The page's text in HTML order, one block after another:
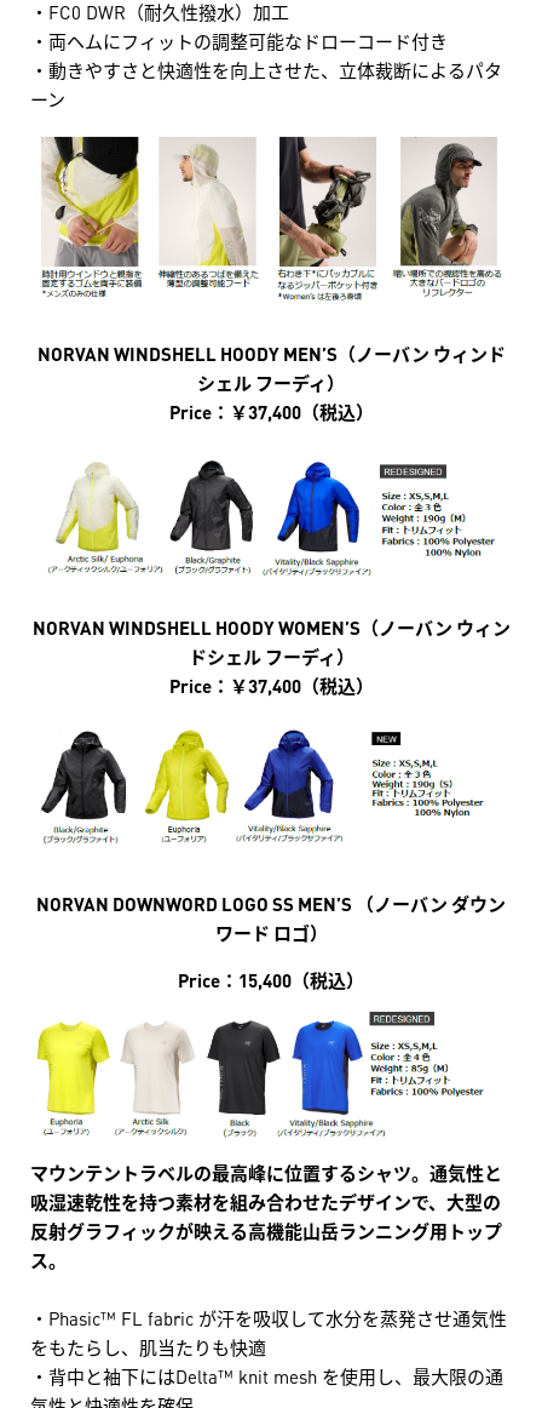
・FC0 DWR（耐久性撥水）加工
・両ヘムにフィットの調整可能なドローコード付き
・動きやすさと快適性を向上させた、立体裁断によるパタ
ーン
NORVAN WINDSHELL HOODY MEN’S（ノーバン ウィンド
シェル フーディ）
Price：￥37,400（税込）
NORVAN WINDSHELL HOODY WOMEN’S（ノーバン ウィン
ドシェル フーディ）
Price：￥37,400（税込）
NORVAN DOWNWORD LOGO SS MEN’S （ノーバン ダウン
ワード ロゴ）
Price：15,400（税込）
マウンテントラベルの最高峰に位置するシャツ。通気性と
吸湿速乾性を持つ素材を組み合わせたデザインで、大型の
反射グラフィックが映える高機能山岳ランニング用トップ
ス。
・Phasic™ FL fabric が汗を吸収して水分を蒸発させ通気性
をもたらし、肌当たりも快適
・背中と袖下にはDelta™ knit mesh を使用し、最大限の通